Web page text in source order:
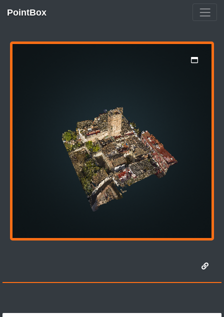
PointBox